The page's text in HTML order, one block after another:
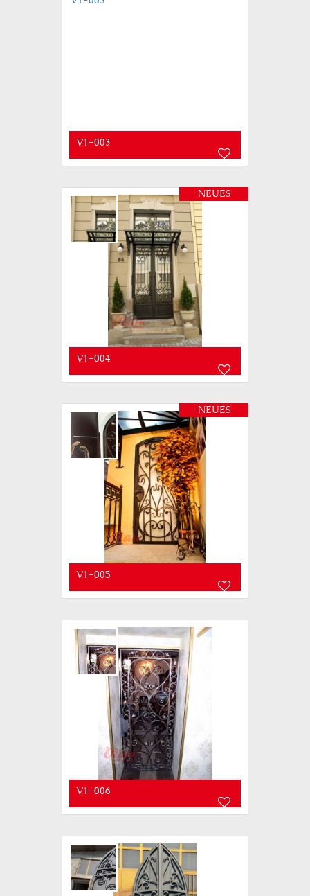
V1-003
NEUES
V1-004
NEUES
V1-005
V1-006